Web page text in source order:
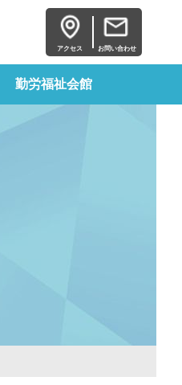
アクセス お問い合わせ
勤労福祉会館